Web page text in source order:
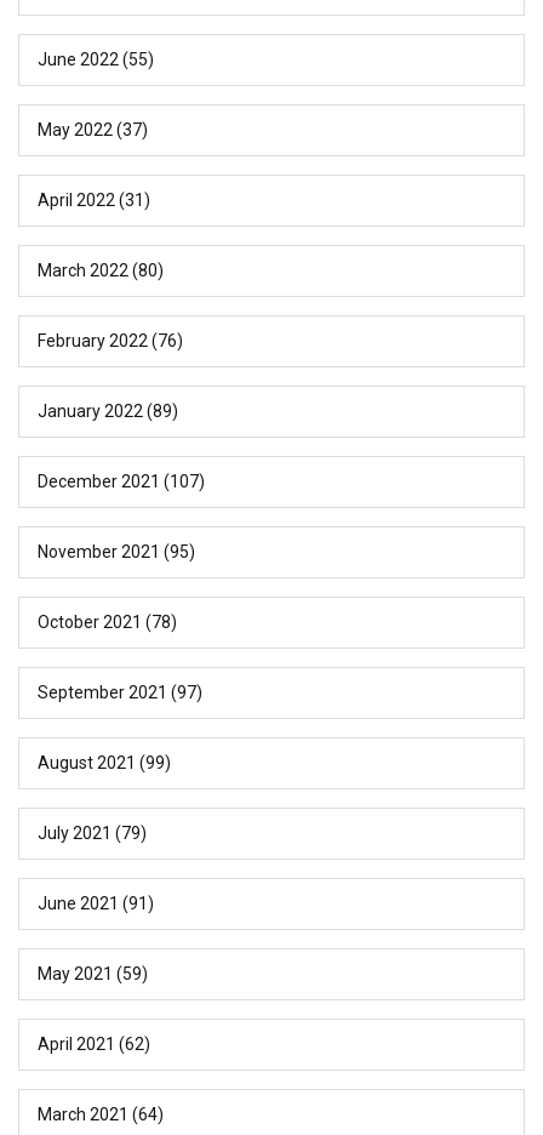
June 2022 (55)
May 2022 (37)
April 2022 (31)
March 2022 (80)
February 2022 (76)
January 2022 (89)
December 2021 (107)
November 2021 (95)
October 2021 (78)
September 2021 (97)
August 2021 (99)
July 2021 (79)
June 2021 (91)
May 2021 (59)
April 2021 (62)
March 2021 (64)